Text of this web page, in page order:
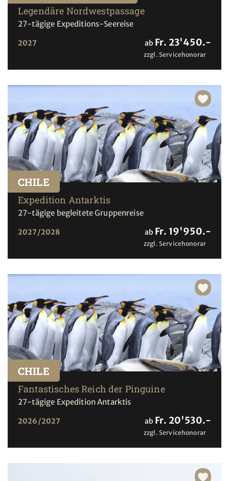
Legendäre Nordwestpassage
27-tägige Expeditions-Seereise
2027 ab Fr. 23'450.-
zzgl. Servicehonorar
CHILE
Expedition Antarktis
27-tägige begleitete Gruppenreise
2027/2028 ab Fr. 19'950.-
zzgl. Servicehonorar
CHILE
Fantastisches Reich der Pinguine
27-tägige Expedition Antarktis
2026/2027 ab Fr. 20'530.-
zzgl. Servicehonorar